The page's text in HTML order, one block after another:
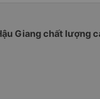
Giang chất lượng